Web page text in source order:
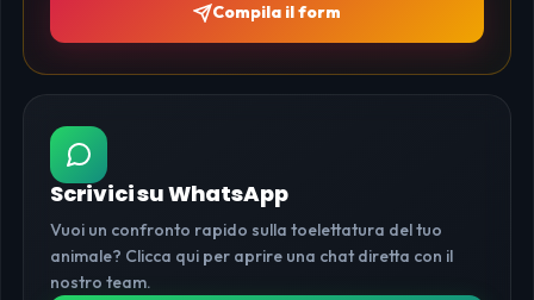
Compila il form
Scrivici su WhatsApp
Vuoi un confronto rapido sulla toelettatura del tuo
animale? Clicca qui per aprire una chat diretta con il
nostro team.